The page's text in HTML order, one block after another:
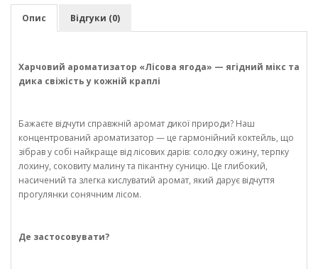
Опис Відгуки (0)
Харчовий ароматизатор «Лісова ягода» — ягідний мікс та
дика свіжість у кожній краплі
Бажаєте відчути справжній аромат дикої природи? Наш
концентрований ароматизатор — це гармонійний коктейль, що
зібрав у собі найкраще від лісових дарів: солодку ожину, терпку
лохину, соковиту малину та пікантну суницю. Це глибокий,
насичений та злегка кислуватий аромат, який дарує відчуття
прогулянки сонячним лісом.
Де застосовувати?